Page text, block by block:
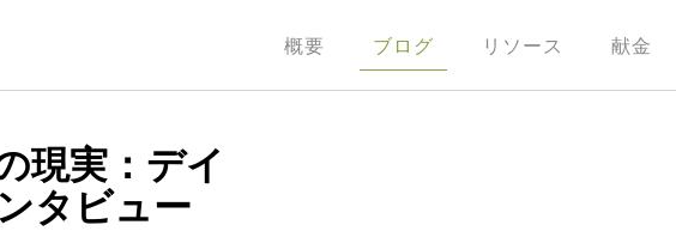
概要 ブログ リソース 献金
現実：デイ
タビュー